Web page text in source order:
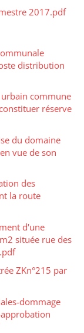
2017.pdf
distribution
commune
réserve
du domaine
vue de son
des
la route
d'une
située rue des
ZKn°215 par
dommage